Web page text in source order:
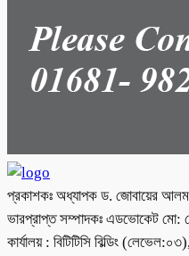
প্রকাশকঃ অধ্যাপক ড. জোবায়ের আলম
ভারপ্রাপ্ত সম্পাদকঃ এডভোকেট মো:
কার্যালয় : বিটিটিসি বিল্ডিং